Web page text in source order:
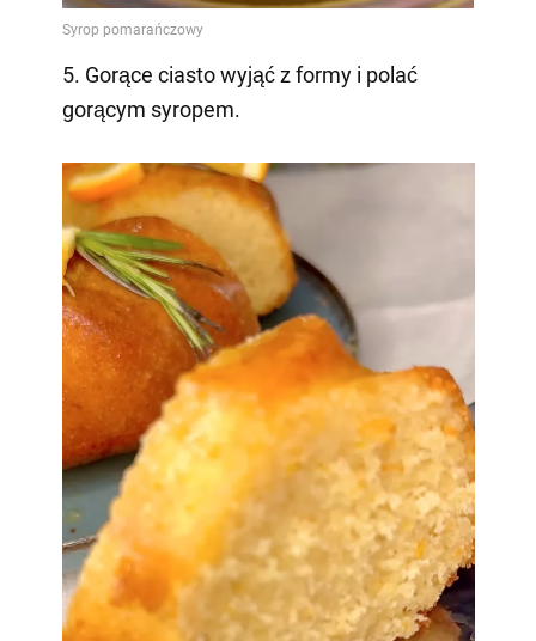
5. Gorące ciasto wyjąć z formy i polać
gorącym syropem.